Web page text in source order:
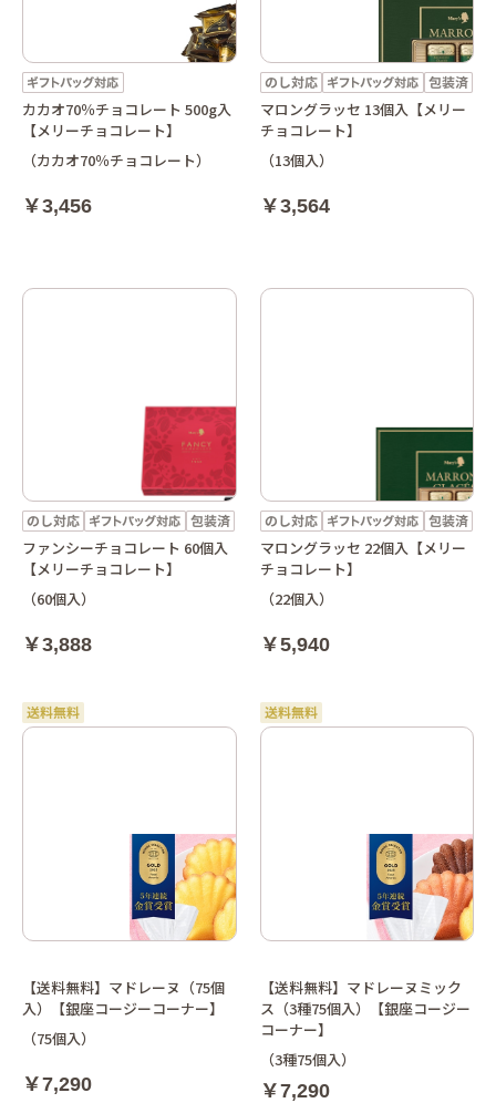
カカオ70％チョコレート 500g入
【メリーチョコレート】
（カカオ70％チョコレート）
￥3,456
マロングラッセ 13個入【メリー
チョコレート】
（13個入）
￥3,564
ファンシーチョコレート 60個入
【メリーチョコレート】
（60個入）
￥3,888
マロングラッセ 22個入【メリー
チョコレート】
（22個入）
￥5,940
【送料無料】マドレーヌ（75個
入）【銀座コージーコーナー】
（75個入）
￥7,290
【送料無料】マドレーヌミック
ス（3種75個入）【銀座コージー
コーナー】
（3種75個入）
￥7,290